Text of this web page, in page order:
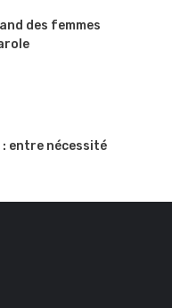
des femmes
: entre nécessité